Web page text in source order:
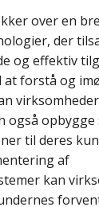
over en
der
og effektiv
at forstå og
også
til deres
af
kan